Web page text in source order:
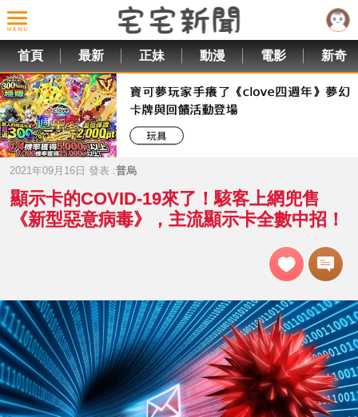
首頁 最新 正妹 動漫 電影 新奇
2021年09月16日 發表 :普烏
顯示卡的COVID-19來了！駭客上網兜售
《新型惡意病毒》，主流顯示卡全數中招！